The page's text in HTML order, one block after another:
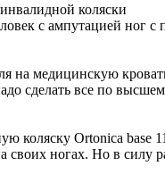
коляски
с ампутацией ног
на медицинскую
сделать все по
коляску Ortonica base
ногах. Но в силу